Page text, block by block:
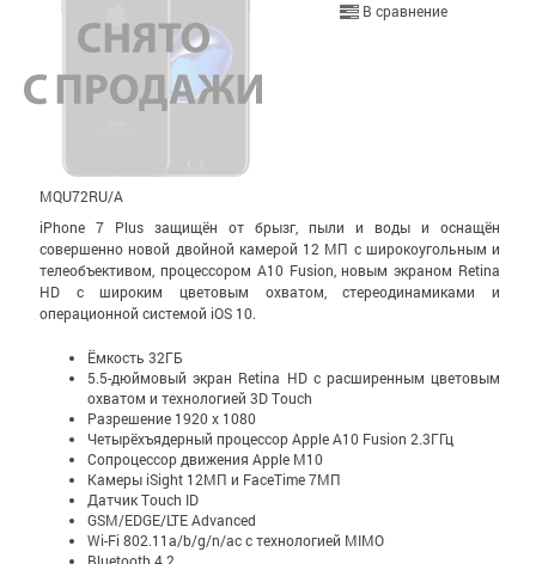
В сравнение
MQU72RU/A
iPhone 7 Plus защищён от брызг, пыли и воды и оснащён
совершенно новой двойной камерой 12 МП с широко­уголь­ным и
теле­объективом, процессором A10 Fusion, новым экраном Retina
HD с широким цветовым охватом, стерео­динамиками и
операционной системой iOS 10.
Ёмкость 32ГБ
5.5-дюймовый экран Retina HD c расширенным цветовым
охватом и технологией 3D Touch
Разрешение 1920 x 1080
Четырёхъядерный процессор Apple A10 Fusion 2.3ГГц
Сопроцессор движения Apple M10
Камеры iSight 12МП и FaceTime 7МП
Датчик Touch ID
GSM/EDGE/LTE Advanced
Wi-Fi 802.11a/b/g/n/ac с технологией MIMO